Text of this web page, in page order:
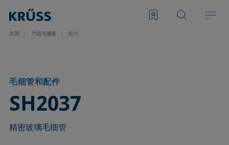
主页 产品与服务 配件
毛细管和配件
SH2037
–
精密玻璃毛细管